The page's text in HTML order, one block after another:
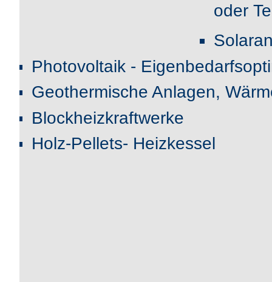
oder
Photovoltaik -
Geothermische Anlagen,
Blockheizkraftwerke
Holz-Pellets- Heizkessel